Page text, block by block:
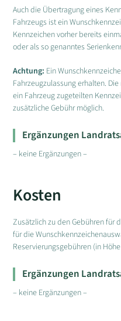
Auch die Übertragung eines
Fahrzeugs ist ein
Kennzeichen vorher bereits
oder als so genanntes
Achtung: Ein
Fahrzeugzulassung erhalten.
ein Fahrzeug zugeteilten
zusätzliche Gebühr möglich.
Ergänzungen
– keine Ergänzungen –
Kosten
Zusätzlich zu den Gebühren für
für die
Reservierungsgebühren (in
Ergänzungen
– keine Ergänzungen –